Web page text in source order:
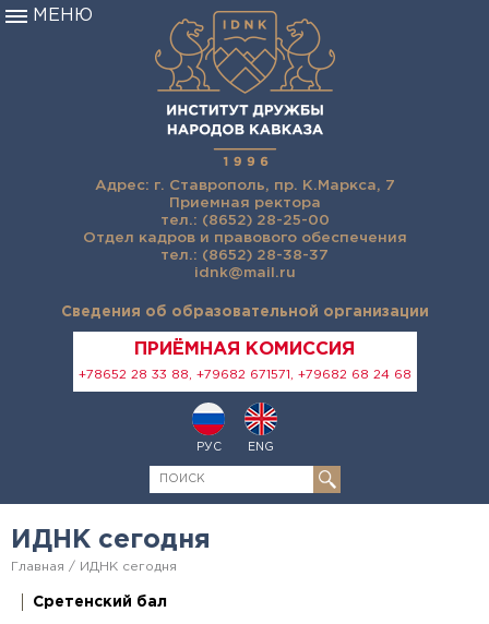
Адрес: г. Ставрополь, пр. К.Маркса, 7
Приемная ректора
тел.: (8652) 28-25-00
Отдел кадров и правового обеспечения
тел.: (8652) 28-38-37
idnk@mail.ru
Сведения об образовательной организации
ПРИЁМНАЯ КОМИССИЯ
+78652 28 33 88, +79682 671571, +79682 68 24 68
РУС ENG
МЕНЮ
ИДНК сегодня
Главная ИДНК сегодня
Сретенский бал